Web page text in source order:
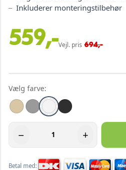
Inkluderer monteringstilbehør
559,-Vejl. pris 694,-
Vælg farve:
− +
Betal med: